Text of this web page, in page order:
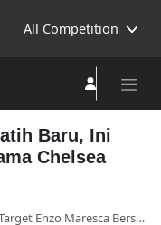
All Competition
Baru, Ini
Chelsea
Maresca Bersama Chelsea